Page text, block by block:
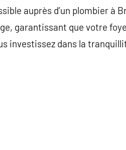
auprès d’un plombier à
garantissant que votre
investissez dans la